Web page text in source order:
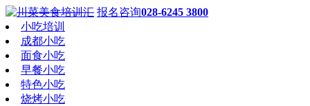
报名咨询028-6245 3800
小吃培训
成都小吃
面食小吃
早餐小吃
特色小吃
烧烤小吃